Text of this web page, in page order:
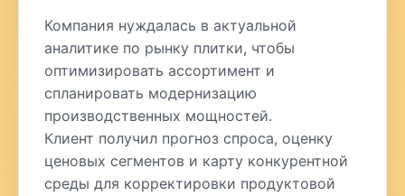
Компания нуждалась в актуальной
аналитике по рынку плитки, чтобы
оптимизировать ассортимент и
спланировать модернизацию
производственных мощностей.
Клиент получил прогноз спроса, оценку
ценовых сегментов и карту конкурентной
среды для корректировки продуктовой